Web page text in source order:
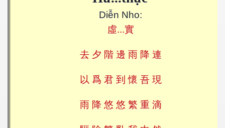
Diễn Nho:
虛...實
去 夕 階 邊 雨 降 連
以 爲 君 到 懷 吾 現
雨 降 悠 悠 繁 重 滴